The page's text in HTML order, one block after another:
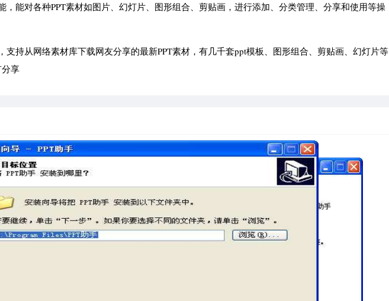
，能对各种PPT素材如图片、幻灯片、图形组合、剪贴画，进行添加、分类管理、分享和使用等操
支持从网络素材库下载网友分享的最新PPT素材，有几千套ppt模板、图形组合、剪贴画、幻灯片等
享